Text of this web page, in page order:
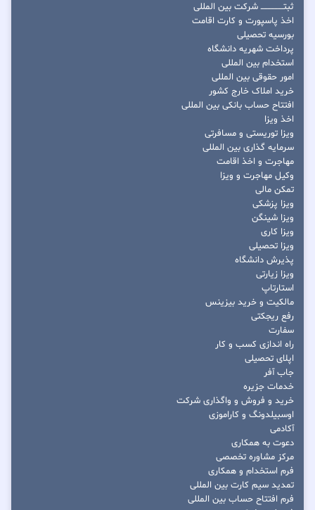
ثبتــــــــــــــــ شرکت بین المللی
اخذ پاسپورت و کارت اقامت
بورسیه تحصیلی
پرداخت شهریه دانشگاه
استخدام بین المللی
امور حقوقی بین المللی
خرید املاک خارج کشور
افتتاح حساب بانکی بین المللی
اخذ ویزا
ویزا توریستی و مسافرتی
سرمایه گذاری بین المللی
مهاجرت و اخذ اقامت
وکیل مهاجرت و ویزا
تمکن مالی
ویزا پزشکی
ویزا شینگن
ویزا کاری
ویزا تحصیلی
پذیرش دانشگاه
ویزا زیارتی
استارتاپ
مالکیت و خرید بیزینس
رفع ریجکتی
سفارت
راه اندازی کسب و کار
اپلای تحصیلی
جاب آفر
خدمات جزیره
خرید و فروش و واگذاری شرکت
اوسبیلدونگ و کاراموزی
آکادمی
دعوت به همکاری
مرکز مشاوره تخصصی
فرم استخدام و همکاری
تمدید سیم کارت بین المللی
فرم افتتاح حساب بین المللی